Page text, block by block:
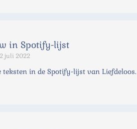
in Spotify-lijst
juli 2022
teksten in de Spotify-lijst van Liefdeloos.